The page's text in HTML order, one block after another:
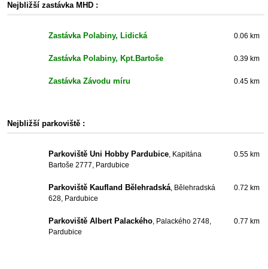
Nejbližší zastávka MHD :
Zastávka Polabiny, Lidická 0.06 km
Zastávka Polabiny, Kpt.Bartoše 0.39 km
Zastávka Závodu míru 0.45 km
Nejbližší parkoviště :
Parkoviště Uni Hobby Pardubice, Kapitána
Bartoše 2777, Pardubice
0.55 km
Parkoviště Kaufland Bělehradská, Bělehradská
628, Pardubice
0.72 km
Parkoviště Albert Palackého, Palackého 2748,
Pardubice
0.77 km